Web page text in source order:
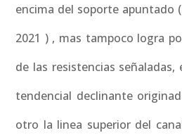
encima del soporte apuntado
2021 ) , mas tampoco logra
de las resistencias
tendencial declinante
otro la linea superior del